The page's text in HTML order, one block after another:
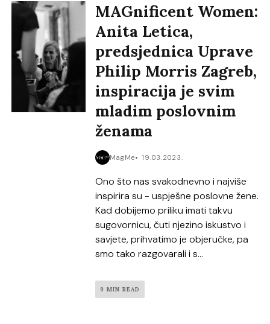
MAGnificent Women:
Anita Letica,
predsjednica Uprave
Philip Morris Zagreb,
inspiracija je svim
mladim poslovnim
ženama
MagMe 19.03.2023.
Ono što nas svakodnevno i najviše
inspirira su - uspješne poslovne žene.
Kad dobijemo priliku imati takvu
sugovornicu, čuti njezino iskustvo i
savjete, prihvatimo je objeručke, pa
smo tako razgovarali i s...
9 MIN READ